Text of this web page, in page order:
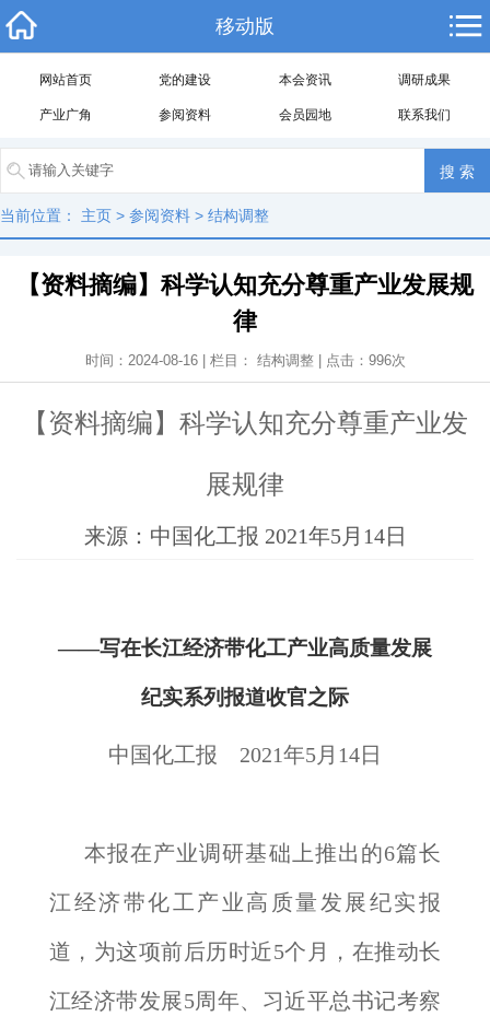
移动版
网站首页 党的建设 本会资讯 调研成果
产业广角 参阅资料 会员园地 联系我们
当前位置： 主页 > 参阅资料 > 结构调整
【资料摘编】科学认知充分尊重产业发展规
律
时间：2024-08-16 | 栏目： 结构调整| 点击： 996次
【资料摘编】科学认知充分尊重产业发
展规律
来源：中国化工报 2021年5月14日
——写在长江经济带化工产业高质量发展
纪实系列报道收官之际
中国化工报 2021年5月14日
本报在产业调研基础上推出的6篇长
江经济带化工产业高质量发展纪实报
道，为这项前后历时近5个月，在推动长
江经济带发展5周年、习近平总书记考察